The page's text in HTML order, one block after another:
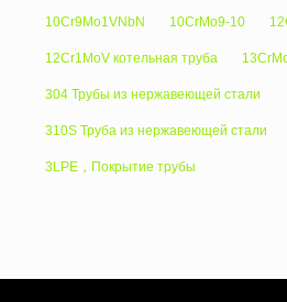
10Cr9Mo1VNbN 10CrMo9-10
12Cr1MoV котельная труба
304 Трубы из нержавеющей стали
310S Труба из нержавеющей стали
3LPE，Покрытие трубы